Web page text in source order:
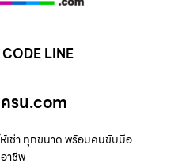
LINE
ครน.com
ห้เช่า ทุกขนาด พร้อมคนขับมือ
อาชีพ